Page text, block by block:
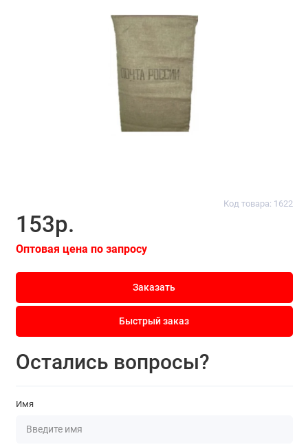
Код товара: 1622
153р.
Оптовая цена по запросу
Заказать
Быстрый заказ
Остались вопросы?
Имя